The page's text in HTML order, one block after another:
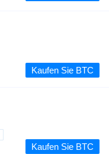
Kaufen Sie BTC
Kaufen Sie BTC